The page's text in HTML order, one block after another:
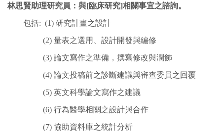
林思賢助理研究員：與[臨床研究]相關事宜之諮詢。
包括: (1) 研究計畫之設計
(2) 量表之選用、設計開發與編修
(3) 論文寫作之準備，撰寫修改與潤飾
(4) 論文投稿前之診斷建議與審查委員之回覆
(5) 英文科學論文寫作之建議
(6) 行為醫學相關之設計與合作
(7) 協助資料庫之統計分析